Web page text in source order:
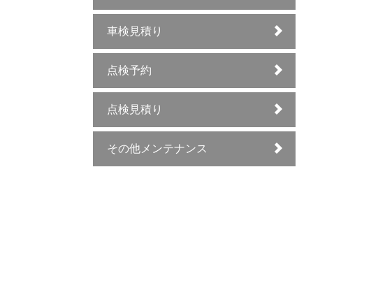
車検見積り
点検予約
点検見積り
その他メンテナンス